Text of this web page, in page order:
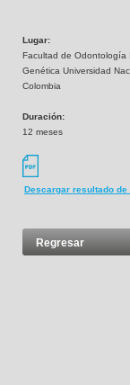
Lugar:
Facultad de Odontología
Genética Universidad
Colombia
Duración:
12 meses
Descargar resultado de
Regresar